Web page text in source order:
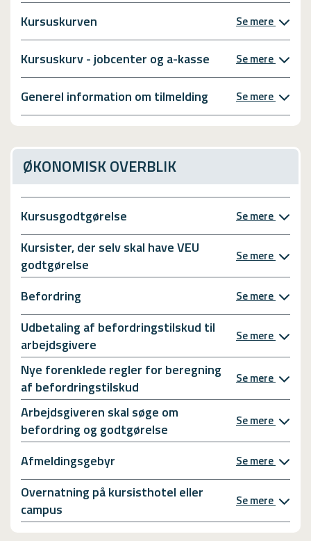
Kursuskurven Se mere
Kursuskurv - jobcenter og a-kasse Se mere
Generel information om tilmelding Se mere
ØKONOMISK OVERBLIK
Kursusgodtgørelse Se mere
Kursister, der selv skal have VEU
godtgørelse
Se mere
Befordring Se mere
Udbetaling af befordringstilskud til
arbejdsgivere
Se mere
Nye forenklede regler for beregning
af befordringstilskud
Se mere
Arbejdsgiveren skal søge om
befordring og godtgørelse
Se mere
Afmeldingsgebyr Se mere
Overnatning på kursisthotel eller
campus
Se mere